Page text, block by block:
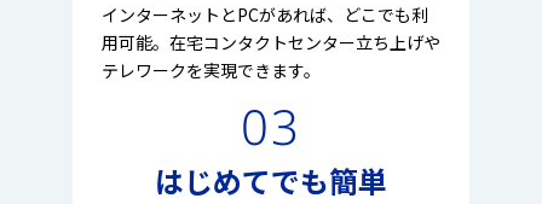
インターネットとPCがあれば、どこでも利
用可能。在宅コンタクトセンター立ち上げや
テレワークを実現できます。
03
はじめてでも簡単